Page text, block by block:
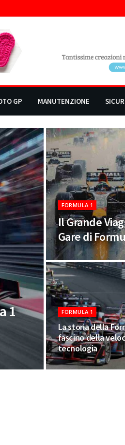
GP MANUTENZIONE
1
FORMULA 1
Il Grande
Gare di
FORMULA 1
La storia della
fascino della
tecnologia